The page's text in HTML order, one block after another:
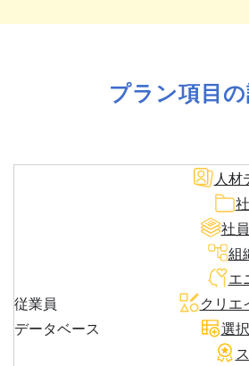
プラン項目
従業員
データベース
人材
社
組
エ
クリエ
選